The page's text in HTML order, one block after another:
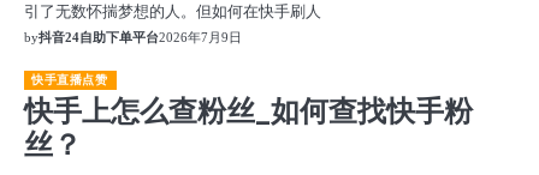
引了无数怀揣梦想的人。但如何在快手刷人
by抖音24自助下单平台2026年7月9日
快手直播点赞
快手上怎么查粉丝_如何查找快手粉
丝？